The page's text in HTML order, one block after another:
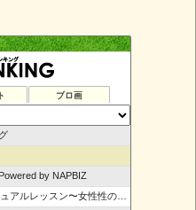
ブロ画
by NAPBIZ
レッスン〜女性性の目覚め〜